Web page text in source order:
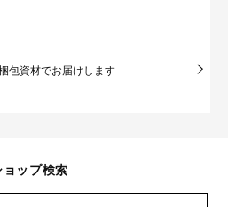
包資材でお届けします
ョップ検索